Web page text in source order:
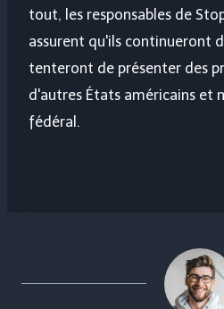
tout, les responsables de
assurent qu'ils continueront
tenteront de présenter des
d'autres États américains et
fédéral.